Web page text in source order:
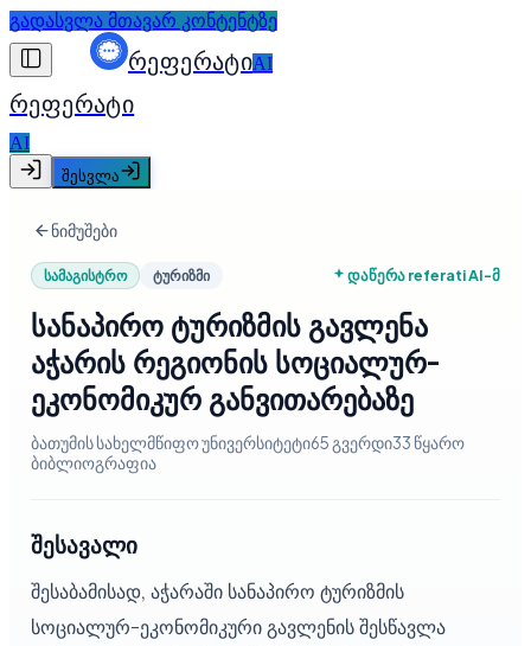
გადასვლა მთავარ კონტენტზე
რეფერატიAI
რეფერატი
AI
შესვლა
ნიმუშები
სამაგისტრო ტურიზმი დაწერა referati AI-მ
სანაპირო ტურიზმის გავლენა
აჭარის რეგიონის სოციალურ-
ეკონომიკურ განვითარებაზე
ბათუმის სახელმწიფო უნივერსიტეტი65 გვერდი33 წყარო
ბიბლიოგრაფია
შესავალი
შესაბამისად, აჭარაში სანაპირო ტურიზმის
სოციალურ-ეკონომიკური გავლენის შესწავლა